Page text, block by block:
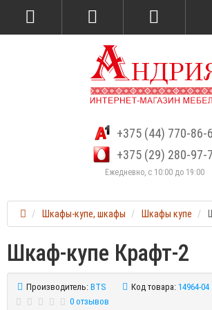
+375 (44) 770-86-
+375 (29) 280-97-
Ежедневно, с 10:00 до 19:00
Шкафы-купе, шкафы Шкафы купе
Шкаф-купе Крафт-2
Производитель: BTS Код товара: 14964-04
0 отзывов